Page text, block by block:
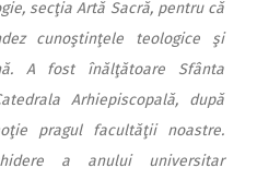
secţia Artă Sacră, pentru că
cunoştinţele teologice şi
A fost înălţătoare Sfânta
Arhiepiscopală, după
pragul facultăţii noastre.
a anului universitar